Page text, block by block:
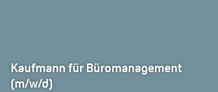
Kaufmann für Büromanagement
(m/w/d)